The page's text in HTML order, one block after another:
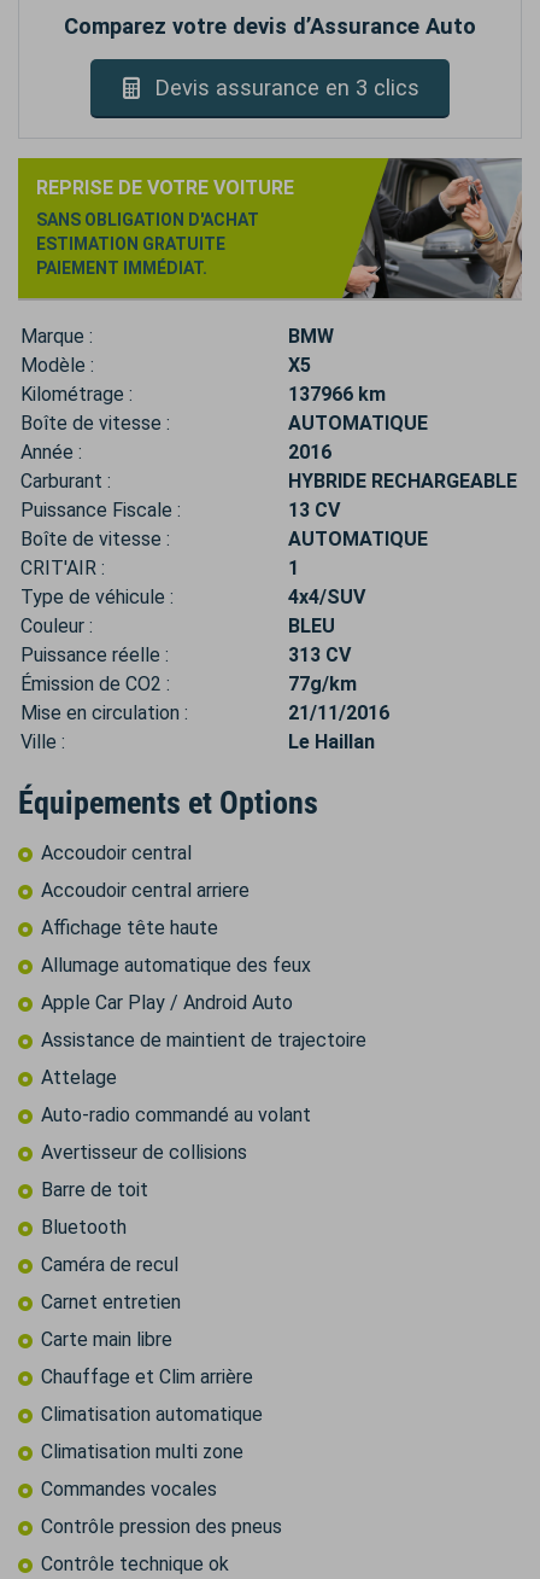
Comparez votre devis d’Assurance Auto
Devis assurance en 3 clics
REPRISE DE VOTRE VOITURE
SANS OBLIGATION D'ACHAT
ESTIMATION GRATUITE
PAIEMENT IMMÉDIAT.
Marque :
BMW
Modèle :
X5
Kilométrage :
137966 km
Boîte de vitesse :
AUTOMATIQUE
Année :
2016
Carburant :
HYBRIDE RECHARGEABLE
Puissance Fiscale :
13 CV
Boîte de vitesse :
AUTOMATIQUE
CRIT'AIR :
1
Type de véhicule :
4x4/SUV
Couleur :
BLEU
Puissance réelle :
313 CV
Émission de CO2 :
77g/km
Mise en circulation :
21/11/2016
Ville :
Le Haillan
Équipements et Options
Accoudoir central
Accoudoir central arriere
Affichage tête haute
Allumage automatique des feux
Apple Car Play / Android Auto
Assistance de maintient de trajectoire
Attelage
Auto-radio commandé au volant
Avertisseur de collisions
Barre de toit
Bluetooth
Caméra de recul
Carnet entretien
Carte main libre
Chauffage et Clim arrière
Climatisation automatique
Climatisation multi zone
Commandes vocales
Contrôle pression des pneus
Contrôle technique ok